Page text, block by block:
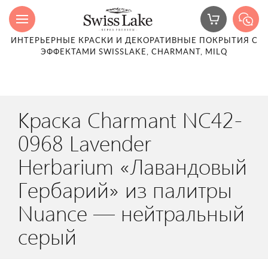
ИНТЕРЬЕРНЫЕ КРАСКИ И ДЕКОРАТИВНЫЕ ПОКРЫТИЯ С
ЭФФЕКТАМИ SWISSLAKE, CHARMANT, MILQ
Краска Charmant NC42-
0968 Lavender
Herbarium «Лавандовый
Гербарий» из палитры
Nuance — нейтральный
серый